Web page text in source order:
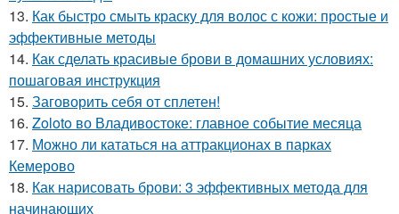
13. Как быстро смыть краску для волос с кожи: простые и
эффективные методы
14. Как сделать красивые брови в домашних условиях:
пошаговая инструкция
15. Заговорить себя от сплетен!
16. Zoloto во Владивостоке: главное событие месяца
17. Можно ли кататься на аттракционах в парках
Кемерово
18. Как нарисовать брови: 3 эффективных метода для
начинающих